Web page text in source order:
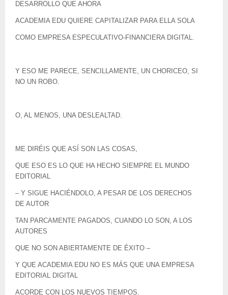
DESARROLLO QUE AHORA
ACADEMIA EDU QUIERE CAPITALIZAR PARA ELLA SOLA
COMO EMPRESA ESPECULATIVO-FINANCIERA DIGITAL.
Y ESO ME PARECE, SENCILLAMENTE, UN CHORICEO, SI
NO UN ROBO.
O, AL MENOS, UNA DESLEALTAD.
ME DIRÉIS QUE ASÍ SON LAS COSAS,
QUE ESO ES LO QUE HA HECHO SIEMPRE EL MUNDO
EDITORIAL
– Y SIGUE HACIÉNDOLO, A PESAR DE LOS DERECHOS
DE AUTOR
TAN PARCAMENTE PAGADOS, CUANDO LO SON, A LOS
AUTORES
QUE NO SON ABIERTAMENTE DE ÉXITO –
Y QUE ACADEMIA EDU NO ES MÁS QUE UNA EMPRESA
EDITORIAL DIGITAL
ACORDE CON LOS NUEVOS TIEMPOS.